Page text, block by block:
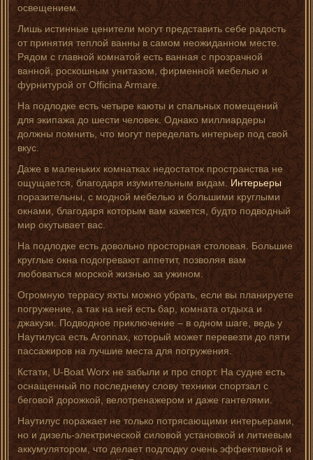
освещением.
Лишь истинные ценители могут представить себе радость
от принятия теплой ванны в самом неожиданном месте.
Рядом с главной комнатой есть ванная с прозрачной
ванной, роскошным унитазом, фирменной мебелью и
фурнитурой от Officina Armare.
На подлодке есть четыре каюты и спальных помещений
для экипажа до шести человек. Однако миллиардеры
должны помнить, что могут переделать интерьер под свой
вкус.
Даже в маленьких комнатках недостаток пространства не
ощущается, благодаря изумительным видам.Интерьеры
поразительны, с модной мебелью и большими круглыми
окнами, благодаря которым вам кажется, будто подводный
мир окутывает вас.
На подлодке есть довольно просторная столовая. Большие
круглые окна подогревают аппетит, позволяя вам
любоваться морской жизнью за ужином.
Огромную террасу яхты можно убрать, если вы планируете
погружение, а так на ней есть бар, комната отдыха и
джакузи. Подводное приключение – в одном шаге, ведь у
Наутилуса есть Aronnax, который может перевезти до пяти
пассажиров на лучшие места для погружения.
Кстати, U-Boat Worx не забыли и про спорт. На судне есть
оснащенный по последнему слову техники спортзал с
беговой дорожкой, велотренажером и даже гантелями.
Наутилус поражает не только потрясающими интерьерами,
но и дизель-электрической силовой установкой и литиевым
аккумулятором, что делает подлодку очень эффективной и